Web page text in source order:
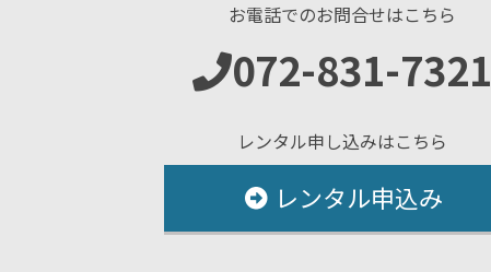
お電話でのお問合せはこちら
072-831-7321
レンタル申し込みはこちら
レンタル申込み